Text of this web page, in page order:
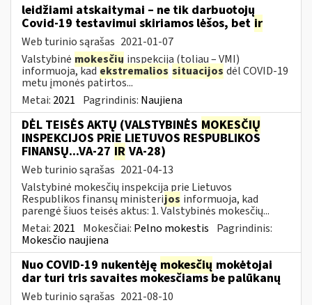
leidžiami atskaitymai – ne tik darbuotojų
Covid-19 testavimui skiriamos lėšos, bet ir
Web turinio sąrašas 2021-01-07
Valstybinė mokesčių inspekcija (toliau – VMI)
informuoja, kadekstremalios situacijos dėl COVID-19
metu įmonės patirtos...
Metai: 2021 Pagrindinis: Naujiena
DĖL TEISĖS AKTŲ (VALSTYBINĖS MOKESČIŲ
INSPEKCIJOS PRIE LIETUVOS RESPUBLIKOS
FINANSŲ...VA-27 IR VA-28)
Web turinio sąrašas 2021-04-13
Valstybinė mokesčių inspekcija prie Lietuvos
Respublikos finansų ministerijos informuoja, kad
parengė šiuos teisės aktus: 1. Valstybinės mokesčių...
Metai: 2021 Mokesčiai: Pelno mokestis Pagrindinis:
Mokesčio naujiena
Nuo COVID-19 nukentėję mokesčių mokėtojai
dar turi tris savaites mokesčiams be palūkanų
Web turinio sąrašas 2021-08-10